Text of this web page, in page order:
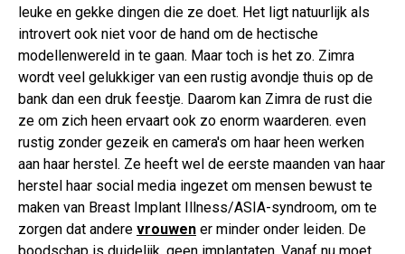
leuke en gekke dingen die ze doet. Het ligt natuurlijk als
introvert ook niet voor de hand om de hectische
modellenwereld in te gaan. Maar toch is het zo. Zimra
wordt veel gelukkiger van een rustig avondje thuis op de
bank dan een druk feestje. Daarom kan Zimra de rust die
ze om zich heen ervaart ook zo enorm waarderen. even
rustig zonder gezeik en camera's om haar heen werken
aan haar herstel. Ze heeft wel de eerste maanden van haar
herstel haar social media ingezet om mensen bewust te
maken van Breast Implant Illness/ASIA-syndroom, om te
zorgen dat andere vrouwen er minder onder leiden. De
boodschap is duidelijk, geen implantaten. Vanaf nu moet